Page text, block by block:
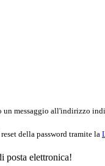
un messaggio all'indirizzo
della password tramite la
posta elettronica!